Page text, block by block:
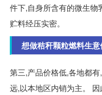
件下,自身所含有的微生物
贮料经压实密。
想做秸秆颗粒燃料生
第三,产品价格低,各地都
远,以本地区内销为主。